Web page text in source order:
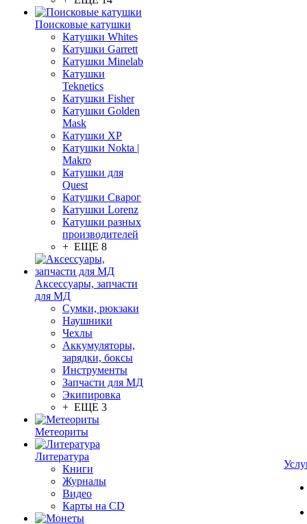
Поисковые катушки
Катушки Whites
Катушки Garrett
Катушки Minelab
Катушки
Teknetics
Катушки Fisher
Катушки Golden
Mask
Катушки XP
Катушки Nokta |
Makro
Катушки для
Quest
Катушки Сварог
Катушки Lorenz
Катушки разных
производителей
+ ЕЩЕ 8
Аксессуары, запчасти
для МД
Сумки, рюкзаки
Наушники
Чехлы
Аккумуляторы,
зарядки, боксы
Инструменты
Запчасти для МД
Экипировка
+ ЕЩЕ 3
Метеориты
Литература
Книги
Журналы
Видео
Карты на CD